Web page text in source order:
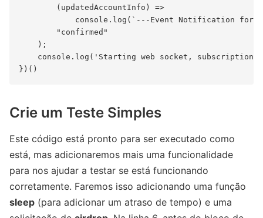
        (updatedAccountInfo) =>
console.log(`---Event Notification for
        "confirmed"
    );
console.log('Starting web socket, subscription
Crie um Teste Simples
Este código está pronto para ser executado como
está, mas adicionaremos mais uma funcionalidade
para nos ajudar a testar se está funcionando
corretamente. Faremos isso adicionando uma função
sleep (para adicionar um atraso de tempo) e uma